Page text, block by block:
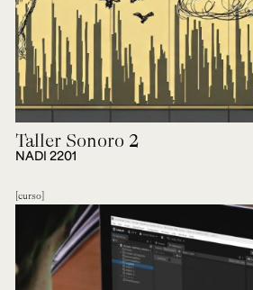
Taller Sonoro 2
NADI 2201
curso